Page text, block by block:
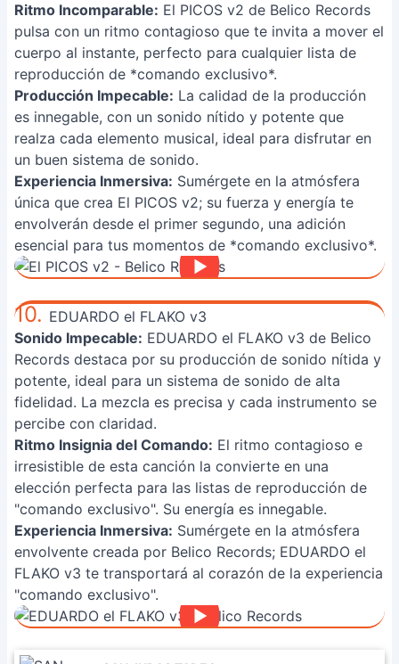
Ritmo Incomparable: El PICOS v2 de Belico Records
pulsa con un ritmo contagioso que te invita a mover el
cuerpo al instante, perfecto para cualquier lista de
reproducción de *comando exclusivo*.
Producción Impecable: La calidad de la producción
es innegable, con un sonido nítido y potente que
realza cada elemento musical, ideal para disfrutar en
un buen sistema de sonido.
Experiencia Inmersiva: Sumérgete en la atmósfera
única que crea El PICOS v2; su fuerza y energía te
envolverán desde el primer segundo, una adición
esencial para tus momentos de *comando exclusivo*.
10. EDUARDO el FLAKO v3
Sonido Impecable: EDUARDO el FLAKO v3 de Belico
Records destaca por su producción de sonido nítida y
potente, ideal para un sistema de sonido de alta
fidelidad. La mezcla es precisa y cada instrumento se
percibe con claridad.
Ritmo Insignia del Comando: El ritmo contagioso e
irresistible de esta canción la convierte en una
elección perfecta para las listas de reproducción de
"comando exclusivo". Su energía es innegable.
Experiencia Inmersiva: Sumérgete en la atmósfera
envolvente creada por Belico Records; EDUARDO el
FLAKO v3 te transportará al corazón de la experiencia
"comando exclusivo".